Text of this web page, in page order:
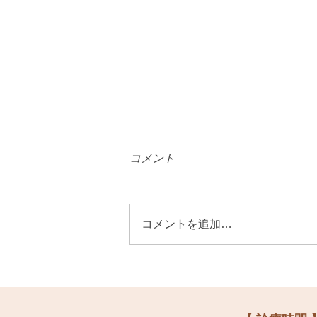
自宅出産について
コメント
コメントを追加…